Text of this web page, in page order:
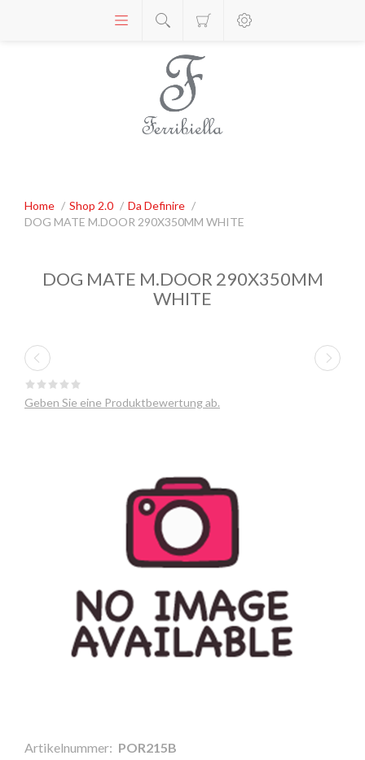
Home / Shop 2.0 / Da Definire /
DOG MATE M.DOOR 290X350MM WHITE
DOG MATE M.DOOR 290X350MM
WHITE
Geben Sie eine Produktbewertung ab.
Artikelnummer: POR215B